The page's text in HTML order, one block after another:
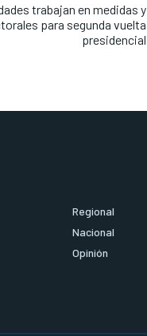
trabajan en medidas y
para segunda vuelta
presidencial
Regional
Nacional
Opinión